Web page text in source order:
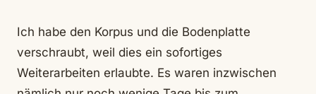
Ich habe den Korpus und die Bodenplatte
verschraubt, weil dies ein sofortiges
Weiterarbeiten erlaubte. Es waren inzwischen